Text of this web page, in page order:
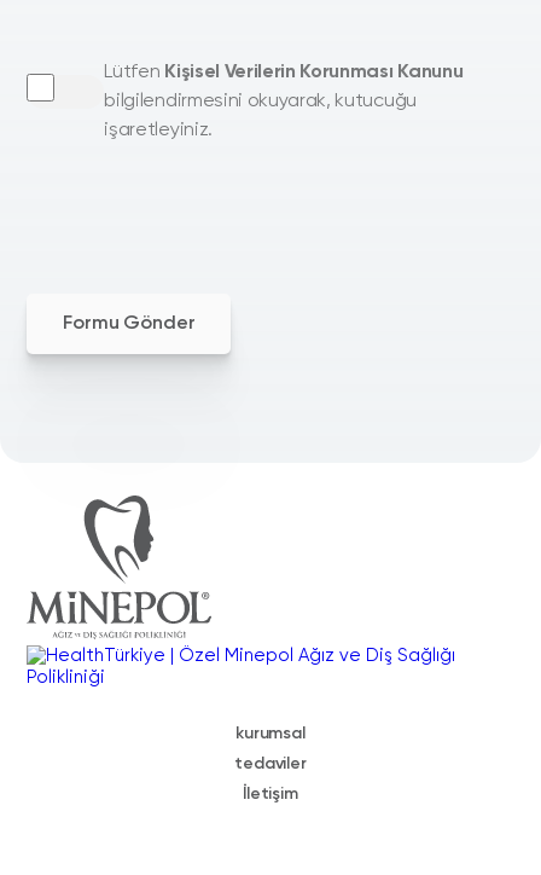
Lütfen Kişisel Verilerin Korunması Kanunu
bilgilendirmesini okuyarak, kutucuğu
işaretleyiniz.
Formu Gönder
kurumsal
tedaviler
İletişim